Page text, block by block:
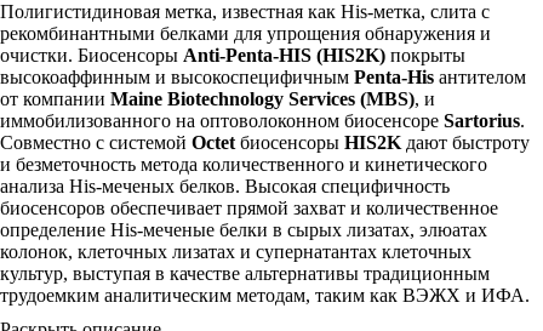
Полигистидиновая метка, известная как His-метка, слита с
рекомбинантными белками для упрощения обнаружения и
очистки. Биосенсоры Anti-Penta-HIS (HIS2K) покрыты
высокоаффинным и высокоспецифичным Penta-His антителом
от компании Maine Biotechnology Services (MBS), и
иммобилизованного на оптоволоконном биосенсоре Sartorius.
Совместно с системой Octet биосенсоры HIS2K дают быстроту
и безметочность метода количественного и кинетического
анализа His-меченых белков. Высокая специфичность
биосенсоров обеспечивает прямой захват и количественное
определение His-меченые белки в сырых лизатах, элюатах
колонок, клеточных лизатах и супернатантах клеточных
культур, выступая в качестве альтернативы традиционным
трудоемким аналитическим методам, таким как ВЭЖХ и ИФА.